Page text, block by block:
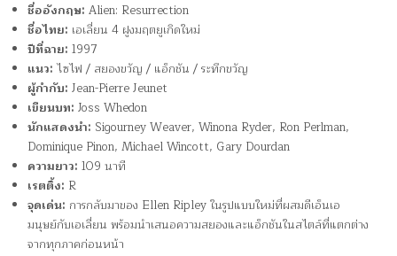
ชื่ออังกฤษ: Alien: Resurrection
ชื่อไทย: เอเลี่ยน 4 ฝูงมฤตยูเกิดใหม่
ปีที่ฉาย: 1997
แนว:ไซไฟ / สยองขวัญ / แอ็กชัน / ระทึกขวัญ
ผู้กำกับ: Jean-Pierre Jeunet
เขียนบท: Joss Whedon
นักแสดงนำ: Sigourney Weaver, Winona Ryder, Ron Perlman,
Dominique Pinon, Michael Wincott, Gary Dourdan
ความยาว: 109 นาที
เรตติ้ง: R
จุดเด่น: การกลับมาของ Ellen Ripley ในรูปแบบใหม่ที่ผสมดีเอ็นเอ
มนุษย์กับเอเลี่ยน พร้อมนำเสนอความสยองและแอ็กชันในสไตล์ที่แตกต่าง
จากทุกภาคก่อนหน้า